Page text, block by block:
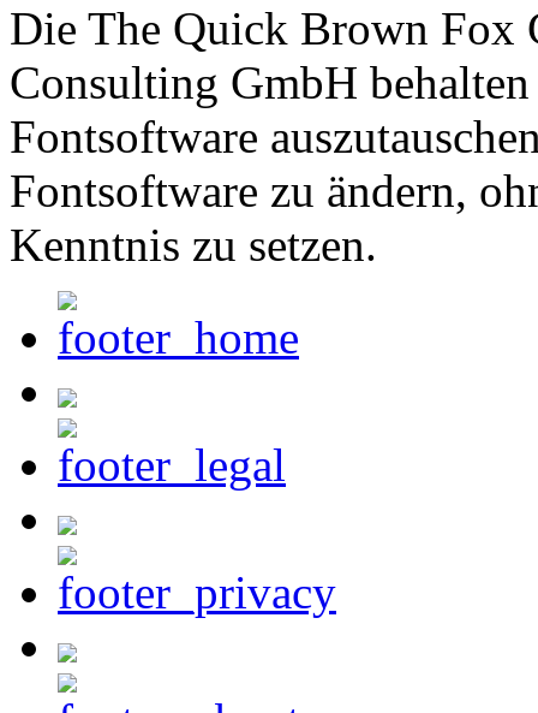
Die The Quick Brown Fox
Consulting GmbH
Fontsoftware
Fontsoftware zu ändern,
Kenntnis zu setzen.